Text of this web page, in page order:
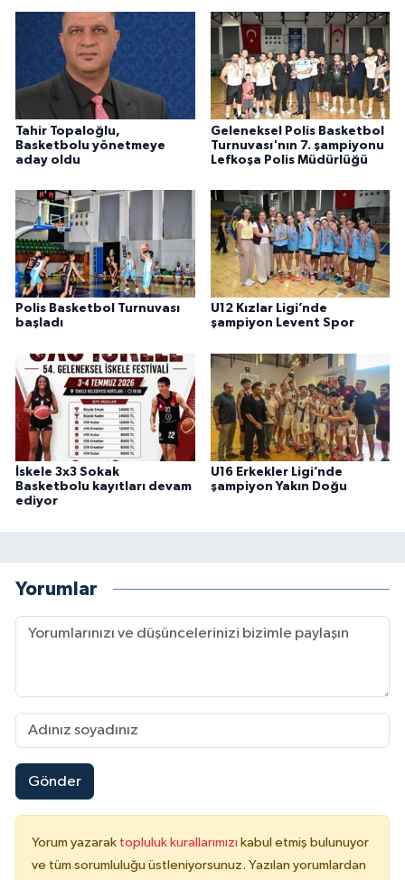
Tahir Topaloğlu,
Basketbolu yönetmeye
aday oldu
Geleneksel Polis Basketbol
Turnuvası'nın 7. şampiyonu
Lefkoşa Polis Müdürlüğü
Polis Basketbol Turnuvası
başladı
U12 Kızlar Ligi’nde
şampiyon Levent Spor
İskele 3x3 Sokak
Basketbolu kayıtları devam
ediyor
U16 Erkekler Ligi’nde
şampiyon Yakın Doğu
Yorumlar
Gönder
Yorum yazarak topluluk kurallarımızı kabul etmiş bulunuyor
ve tüm sorumluluğu üstleniyorsunuz. Yazılan yorumlardan